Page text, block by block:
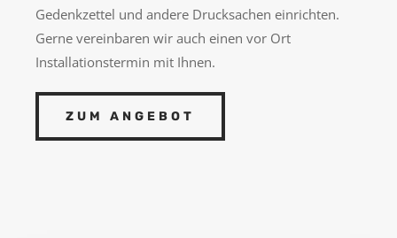
Gedenkzettel und andere Drucksachen einrichten.
Gerne vereinbaren wir auch einen vor Ort
Installationstermin mit Ihnen.
ZUM ANGEBOT